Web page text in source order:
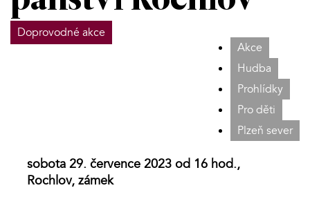
Doprovodné akce
Akce
Hudba
Prohlídky
Pro děti
Plzeň sever
sobota 29. července 2023 od 16 hod.,
Rochlov, zámek